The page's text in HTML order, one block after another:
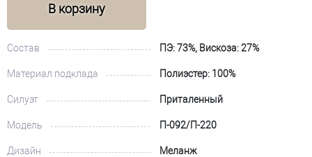
В корзину
Состав ПЭ: 73%, Вискоза: 27%
Материал подклада Полиэстер: 100%
Силуэт Приталенный
Модель П-092/П-220
Дизайн Меланж